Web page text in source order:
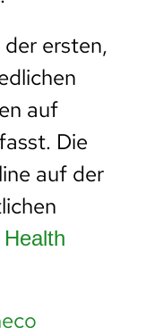
ersten,
auf
Die
auf der